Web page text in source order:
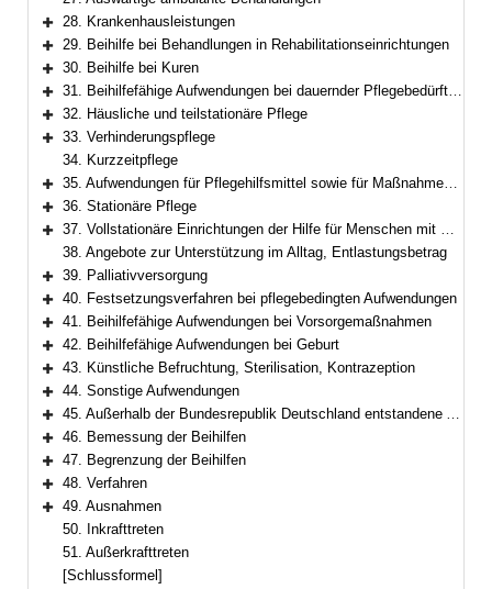
Bereich erweitern
28. Krankenhausleistungen
Bereich erweitern
29. Beihilfe bei Behandlungen in Rehabilitationseinrichtungen
Bereich erweitern
30. Beihilfe bei Kuren
Bereich erweitern
31. Beihilfefähige Aufwendungen bei dauernder Pflegebedürftigkeit
Bereich erweitern
32. Häusliche und teilstationäre Pflege
Bereich erweitern
33. Verhinderungspflege
34. Kurzzeitpflege
Bereich erweitern
35. Aufwendungen für Pflegehilfsmittel sowie für Maßnahmen zur Verbesserung des individuellen Wohnumfelds
Bereich erweitern
36. Stationäre Pflege
Bereich erweitern
37. Vollstationäre Einrichtungen der Hilfe für Menschen mit Behinderung
38. Angebote zur Unterstützung im Alltag, Entlastungsbetrag
Bereich erweitern
39. Palliativversorgung
Bereich erweitern
40. Festsetzungsverfahren bei pflegebedingten Aufwendungen
Bereich erweitern
41. Beihilfefähige Aufwendungen bei Vorsorgemaßnahmen
Bereich erweitern
42. Beihilfefähige Aufwendungen bei Geburt
Bereich erweitern
43. Künstliche Befruchtung, Sterilisation, Kontrazeption
Bereich erweitern
44. Sonstige Aufwendungen
Bereich erweitern
45. Außerhalb der Bundesrepublik Deutschland entstandene Aufwendungen
Bereich erweitern
46. Bemessung der Beihilfen
Bereich erweitern
47. Begrenzung der Beihilfen
Bereich erweitern
48. Verfahren
Bereich erweitern
49. Ausnahmen
50. Inkrafttreten
51. Außerkrafttreten
[Schlussformel]